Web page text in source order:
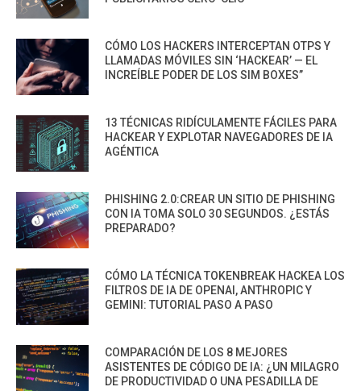
CÓMO LOS HACKERS INTERCEPTAN OTPS Y
LLAMADAS MÓVILES SIN ‘HACKEAR’ — EL
INCREÍBLE PODER DE LOS SIM BOXES”
13 TÉCNICAS RIDÍCULAMENTE FÁCILES PARA
HACKEAR Y EXPLOTAR NAVEGADORES DE IA
AGÉNTICA
PHISHING 2.0:CREAR UN SITIO DE PHISHING
CON IA TOMA SOLO 30 SEGUNDOS. ¿ESTÁS
PREPARADO?
CÓMO LA TÉCNICA TOKENBREAK HACKEA LOS
FILTROS DE IA DE OPENAI, ANTHROPIC Y
GEMINI: TUTORIAL PASO A PASO
COMPARACIÓN DE LOS 8 MEJORES
ASISTENTES DE CÓDIGO DE IA: ¿UN MILAGRO
DE PRODUCTIVIDAD O UNA PESADILLA DE